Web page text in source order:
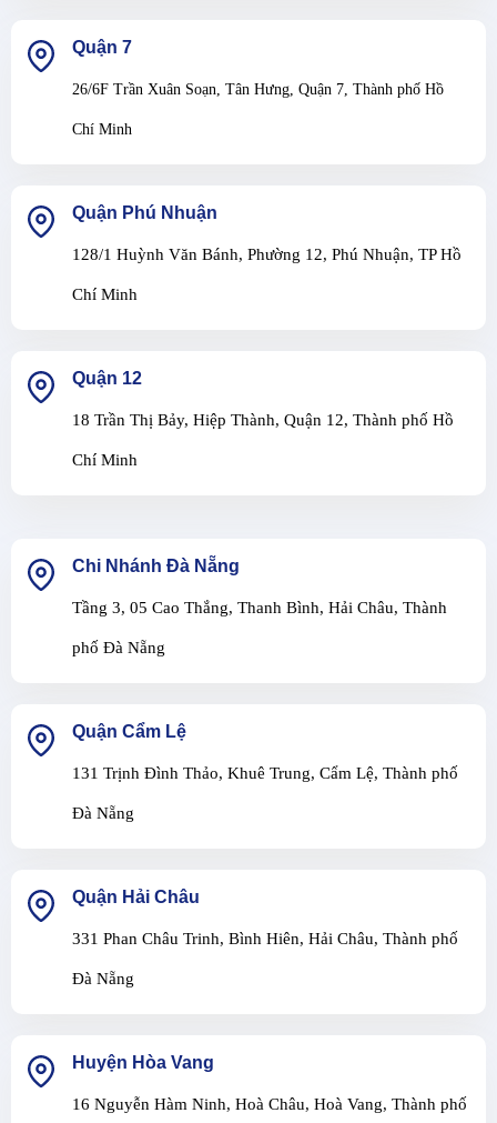
Quận 7
26/6F Trần Xuân Soạn, Tân Hưng, Quận 7, Thành phố Hồ
Chí Minh
Quận Phú Nhuận
128/1 Huỳnh Văn Bánh, Phường 12, Phú Nhuận, TP Hồ
Chí Minh
Quận 12
18 Trần Thị Bảy, Hiệp Thành, Quận 12, Thành phố Hồ
Chí Minh
Chi Nhánh Đà Nẵng
Tầng 3, 05 Cao Thắng, Thanh Bình, Hải Châu, Thành
phố Đà Nẵng
Quận Cẩm Lệ
131 Trịnh Đình Thảo, Khuê Trung, Cẩm Lệ, Thành phố
Đà Nẵng
Quận Hải Châu
331 Phan Châu Trinh, Bình Hiên, Hải Châu, Thành phố
Đà Nẵng
Huyện Hòa Vang
16 Nguyễn Hàm Ninh, Hoà Châu, Hoà Vang, Thành phố